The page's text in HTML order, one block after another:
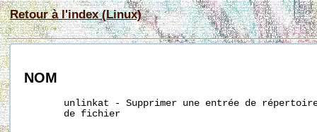
Retour à l'index (Linux)
NOM
unlinkat - Supprimer une entrée de
       de fichier